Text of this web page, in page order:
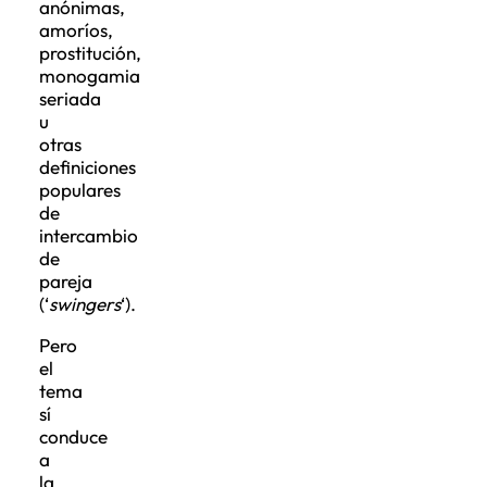
anónimas,
amoríos,
prostitución,
monogamia
seriada
u
otras
definiciones
populares
de
intercambio
de
pareja
(‘swingers‘).
Pero
el
tema
sí
conduce
a
la